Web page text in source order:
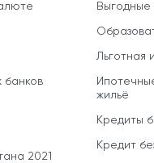
банков
2021
Выгодные
Льготная
жильё
Кредиты
Кредит